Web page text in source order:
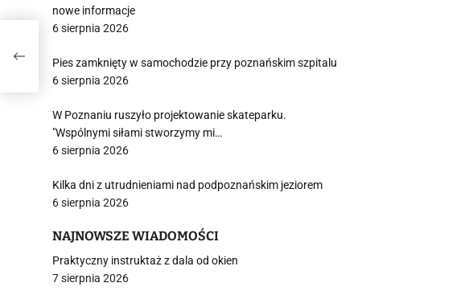
nowe informacje
6 sierpnia 2026
Pies zamknięty w samochodzie przy poznańskim szpitalu
6 sierpnia 2026
W Poznaniu ruszyło projektowanie skateparku.
"Wspólnymi siłami stworzymy mi…
6 sierpnia 2026
Kilka dni z utrudnieniami nad podpoznańskim jeziorem
6 sierpnia 2026
NAJNOWSZE WIADOMOŚCI
Praktyczny instruktaż z dala od okien
7 sierpnia 2026